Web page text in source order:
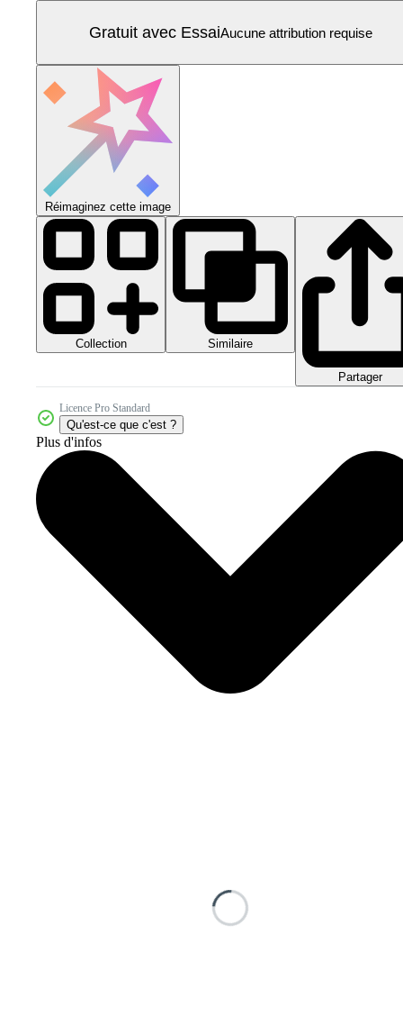
Gratuit avec EssaiAucune attribution requise
Réimaginez cette image
Collection Similaire
Partager
Licence Pro Standard
Qu'est-ce que c'est ?
Plus d'infos